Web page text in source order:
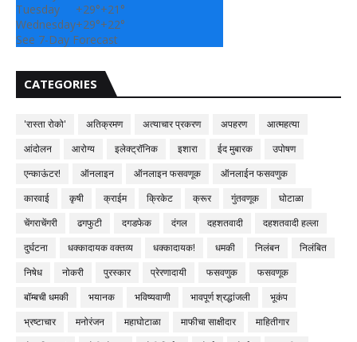
Tuesday
+29°+21°
Wednesday+29°+22°
See 7-Day Forecast
CATEGORIES
'रास्ता रोको' अतिक्रमण अत्याचार प्रकरण अपहरण
आत्महत्या
आंदोलन
आरोग्य इलेक्ट्रॉनिक इशारा ईद मुबारक
उपोषण
एन्काऊंटर!
ऑनलाइन ऑनलाइन फसवणूक
ऑनलाईन फसवणुक
कारवाई
कृषी क्राईम क्रिकेट क्रूर गुंतवणूक
घोटाळा
चेंगराचेंगरी
ढगफुटी दगडफेक दंगल दहशतवादी
दहशतवादी हल्ला
दुर्घटना
धक्कादायक वक्तव्य धक्कादायक! धमकी निलंबन
निलंबित
निषेध
नोकरी पुरस्कार प्रेरणादायी फसवणुक
फसवणूक
बॉम्बची धमकी
भयानक भविष्यवाणी भावपूर्ण श्रद्धांजली
भूकंप
भ्रष्टाचार
मनोरंजन महाघोटाळा माफीचा साक्षीदार
माहितीगार